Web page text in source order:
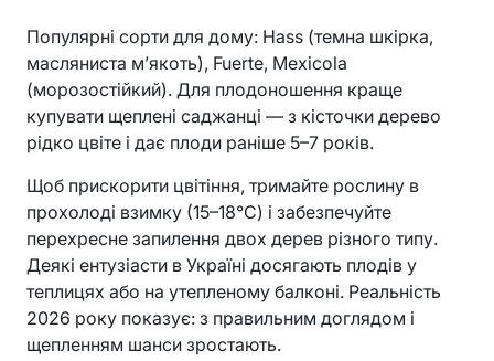
Популярні сорти для дому: Hass (темна шкірка,
масляниста м’якоть), Fuerte, Mexicola
(морозостійкий). Для плодоношення краще
купувати щеплені саджанці — з кісточки дерево
рідко цвіте і дає плоди раніше 5–7 років.
Щоб прискорити цвітіння, тримайте рослину в
прохолоді взимку (15–18°C) і забезпечуйте
перехресне запилення двох дерев різного типу.
Деякі ентузіасти в Україні досягають плодів у
теплицях або на утепленому балконі. Реальність
2026 року показує: з правильним доглядом і
щепленням шанси зростають.